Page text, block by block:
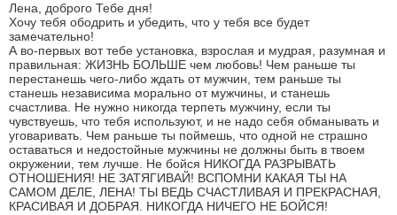
Лена, доброго Тебе дня!
Хочу тебя ободрить и убедить, что у тебя все будет
замечательно!
А во-первых вот тебе установка, взрослая и мудрая, разумная и
правильная: ЖИЗНЬ БОЛЬШЕ чем любовь! Чем раньше ты
перестанешь чего-либо ждать от мужчин, тем раньше ты
станешь независима морально от мужчины, и станешь
счастлива. Не нужно никогда терпеть мужчину, если ты
чувствуешь, что тебя используют, и не надо себя обманывать и
уговаривать. Чем раньше ты поймешь, что одной не страшно
оставаться и недостойные мужчины не должны быть в твоем
окружении, тем лучше. Не бойся НИКОГДА РАЗРЫВАТЬ
ОТНОШЕНИЯ! НЕ ЗАТЯГИВАЙ! ВСПОМНИ КАКАЯ ТЫ НА
САМОМ ДЕЛЕ, ЛЕНА! ТЫ ВЕДЬ СЧАСТЛИВАЯ И ПРЕКРАСНАЯ,
КРАСИВАЯ И ДОБРАЯ. НИКОГДА НИЧЕГО НЕ БОЙСЯ!